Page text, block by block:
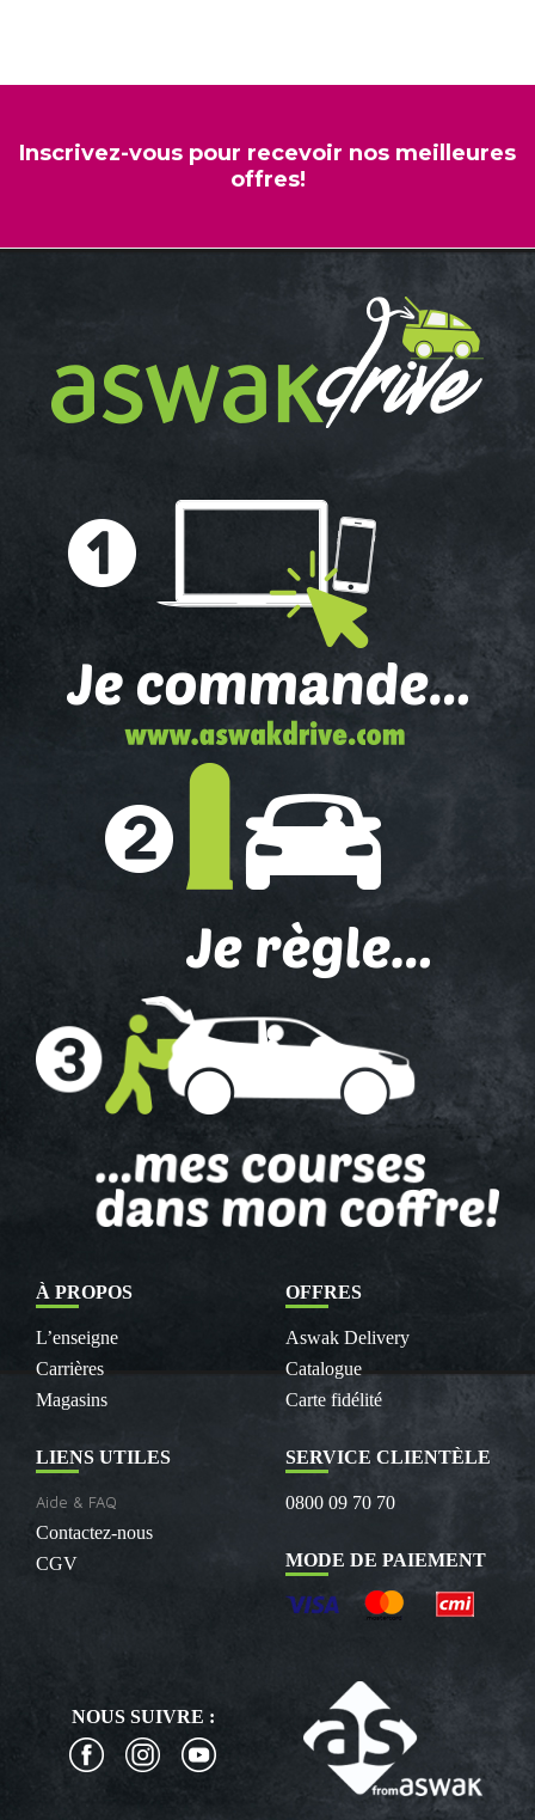
Inscrivez-vous pour recevoir nos meilleures
offres!
À PROPOS
L’enseigne
Carrières
Magasins
OFFRES
Aswak Delivery
Catalogue
Carte fidélité
LIENS UTILES
Aide & FAQ
Contactez-nous
CGV
SERVICE CLIENTÈLE
0800 09 70 70
MODE DE PAIEMENT
NOUS SUIVRE :